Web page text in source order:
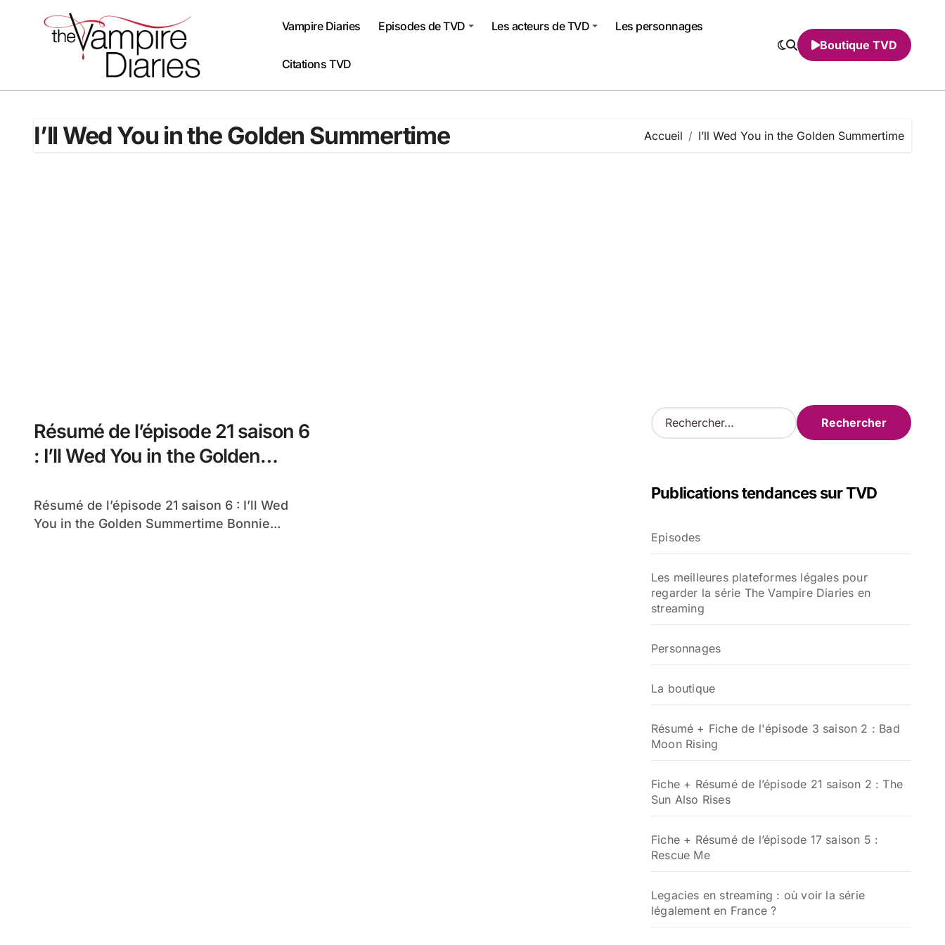
Vampire Diaries Episodes de TVD Les acteurs de TVD Les personnages
Citations TVD
Boutique TVD
I’ll Wed You in the Golden Summertime Accueil I’ll Wed You in the Golden Summertime
Résumé de l’épisode 21 saison 6
: I’ll Wed You in the Golden
Résumé de l’épisode 21 saison 6 : I’ll Wed
You in the Golden Summertime Bonnie...
R
e
r
e
r
:
Publications tendances sur TVD
Episodes
Les meilleures plateformes légales pour
regarder la série The Vampire Diaries en
streaming
Personnages
La boutique
Résumé + Fiche de l'épisode 3 saison 2 : Bad
Moon Rising
Fiche + Résumé de l’épisode 21 saison 2 : The
Sun Also Rises
Fiche + Résumé de l’épisode 17 saison 5 :
Rescue Me
Legacies en streaming : où voir la série
légalement en France ?